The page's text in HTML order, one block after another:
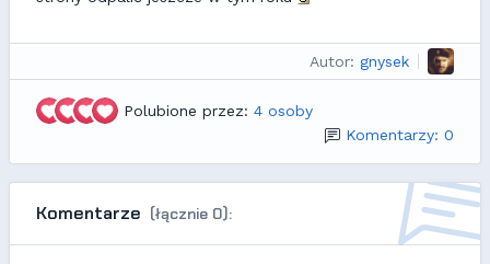
Autor: gnysek
Polubione przez: 4 osoby
Komentarzy: 0
Komentarze (łącznie 0):